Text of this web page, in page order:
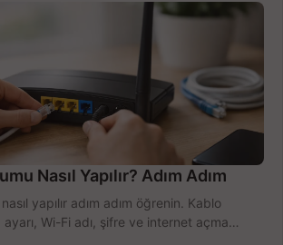
Nasıl Yapılır? Adım Adım
yapılır adım adım öğrenin. Kablo
ayarı, Wi-Fi adı, şifre ve internet açma